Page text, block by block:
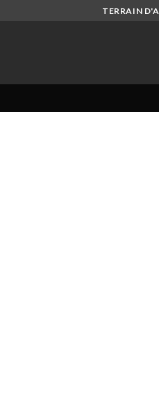
TERRAIN